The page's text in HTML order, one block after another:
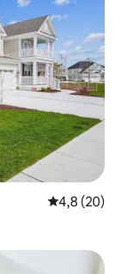
Gemiddelde
4,8 (20)